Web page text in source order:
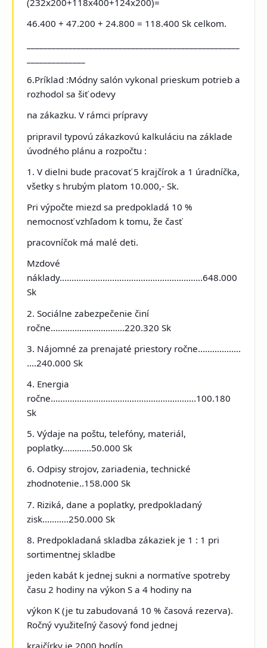
46.400 + 47.200 + 24.800 = 118.400 Sk celkom.
6.Príklad :Módny salón vykonal prieskum potrieb a
rozhodol sa šiť odevy
na zákazku. V rámci prípravy
pripravil typovú zákazkovú kalkuláciu na základe
úvodného plánu a rozpočtu :
1. V dielni bude pracovať 5 krajčírok a 1 úradníčka,
všetky s hrubým platom 10.000,- Sk.
Pri výpočte miezd sa predpokladá 10 %
nemocnosť vzhľadom k tomu, že časť
pracovníčok má malé deti.
Mzdové
náklady............................................................648.000
Sk
2. Sociálne zabezpečenie činí
ročne...............................220.320 Sk
3. Nájomné za prenajaté priestory ročne..................
....240.000 Sk
4. Energia
ročne.............................................................100.180
Sk
5. Výdaje na poštu, telefóny, materiál,
poplatky............50.000 Sk
6. Odpisy strojov, zariadenia, technické
zhodnotenie..158.000 Sk
7. Riziká, dane a poplatky, predpokladaný
zisk...........250.000 Sk
8. Predpokladaná skladba zákaziek je 1 : 1 pri
sortimentnej skladbe
jeden kabát k jednej sukni a normatíve spotreby
času 2 hodiny na výkon S a 4 hodiny na
výkon K (je tu zabudovaná 10 % časová rezerva).
Ročný využiteľný časový fond jednej